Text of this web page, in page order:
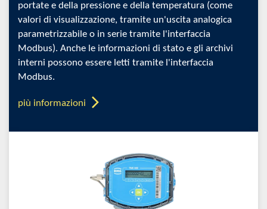
portate e della pressione e della temperatura (come
valori di visualizzazione, tramite un'uscita analogica
parametrizzabile o in serie tramite l'interfaccia
Modbus). Anche le informazioni di stato e gli archivi
interni possono essere letti tramite l'interfaccia
Modbus.
più informazioni